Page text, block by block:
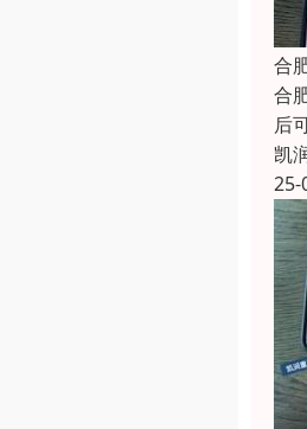
合
合
后
凯
25-